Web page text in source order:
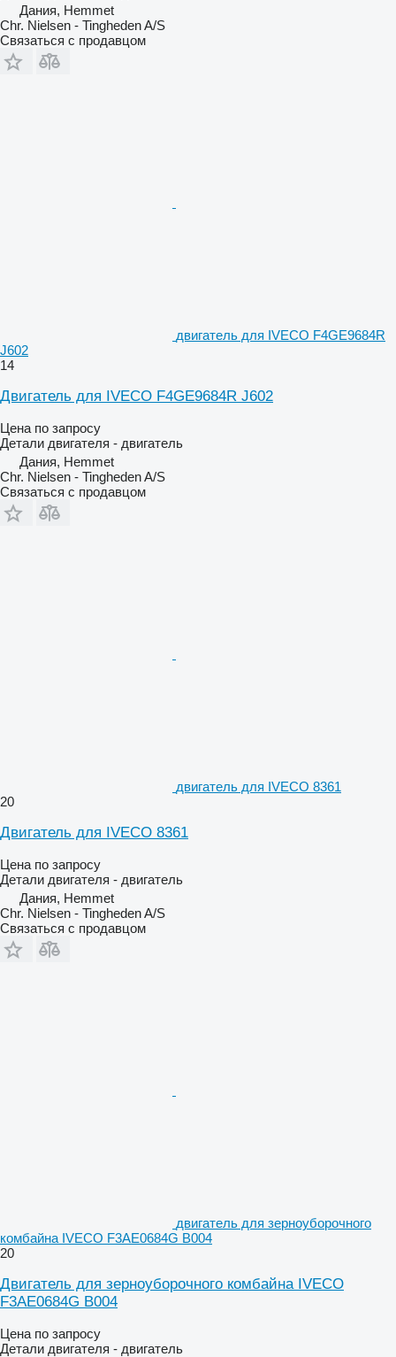
Дания, Hemmet
Chr. Nielsen - Tingheden A/S
Связаться с продавцом
двигатель для IVECO F4GE9684R
J602
14
Двигатель для IVECO F4GE9684R J602
Цена по запросу
Детали двигателя - двигатель
Дания, Hemmet
Chr. Nielsen - Tingheden A/S
Связаться с продавцом
двигатель для IVECO 8361
20
Двигатель для IVECO 8361
Цена по запросу
Детали двигателя - двигатель
Дания, Hemmet
Chr. Nielsen - Tingheden A/S
Связаться с продавцом
двигатель для зерноуборочного
комбайна IVECO F3AE0684G B004
20
Двигатель для зерноуборочного комбайна IVECO
F3AE0684G B004
Цена по запросу
Детали двигателя - двигатель